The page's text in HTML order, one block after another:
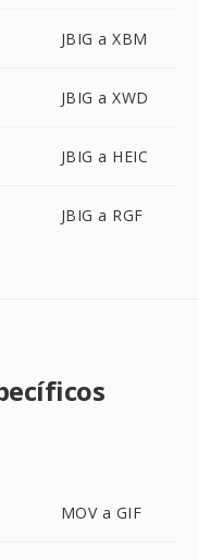
JBIG a XBM
JBIG a XWD
JBIG a HEIC
JBIG a RGF
MOV a GIF